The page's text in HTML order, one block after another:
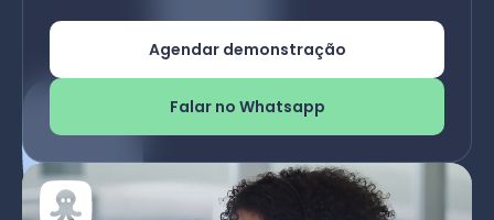
Agendar demonstração
Falar no Whatsapp